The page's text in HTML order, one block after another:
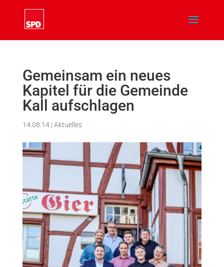
Gemeinsam ein neues
Kapitel für die Gemeinde
Kall aufschlagen
14.08.14| Aktuelles